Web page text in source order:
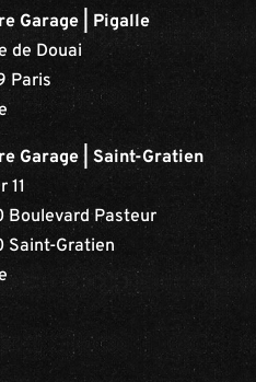
Garage | Pigalle
de Douai
Paris
Garage | Saint-Gratien
11
Boulevard Pasteur
Saint-Gratien